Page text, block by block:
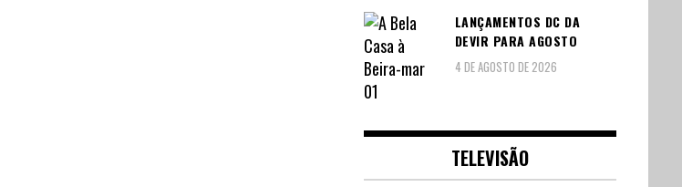
LANÇAMENTOS DC DA
DEVIR PARA AGOSTO
4 DE AGOSTO DE 2026
TELEVISÃO